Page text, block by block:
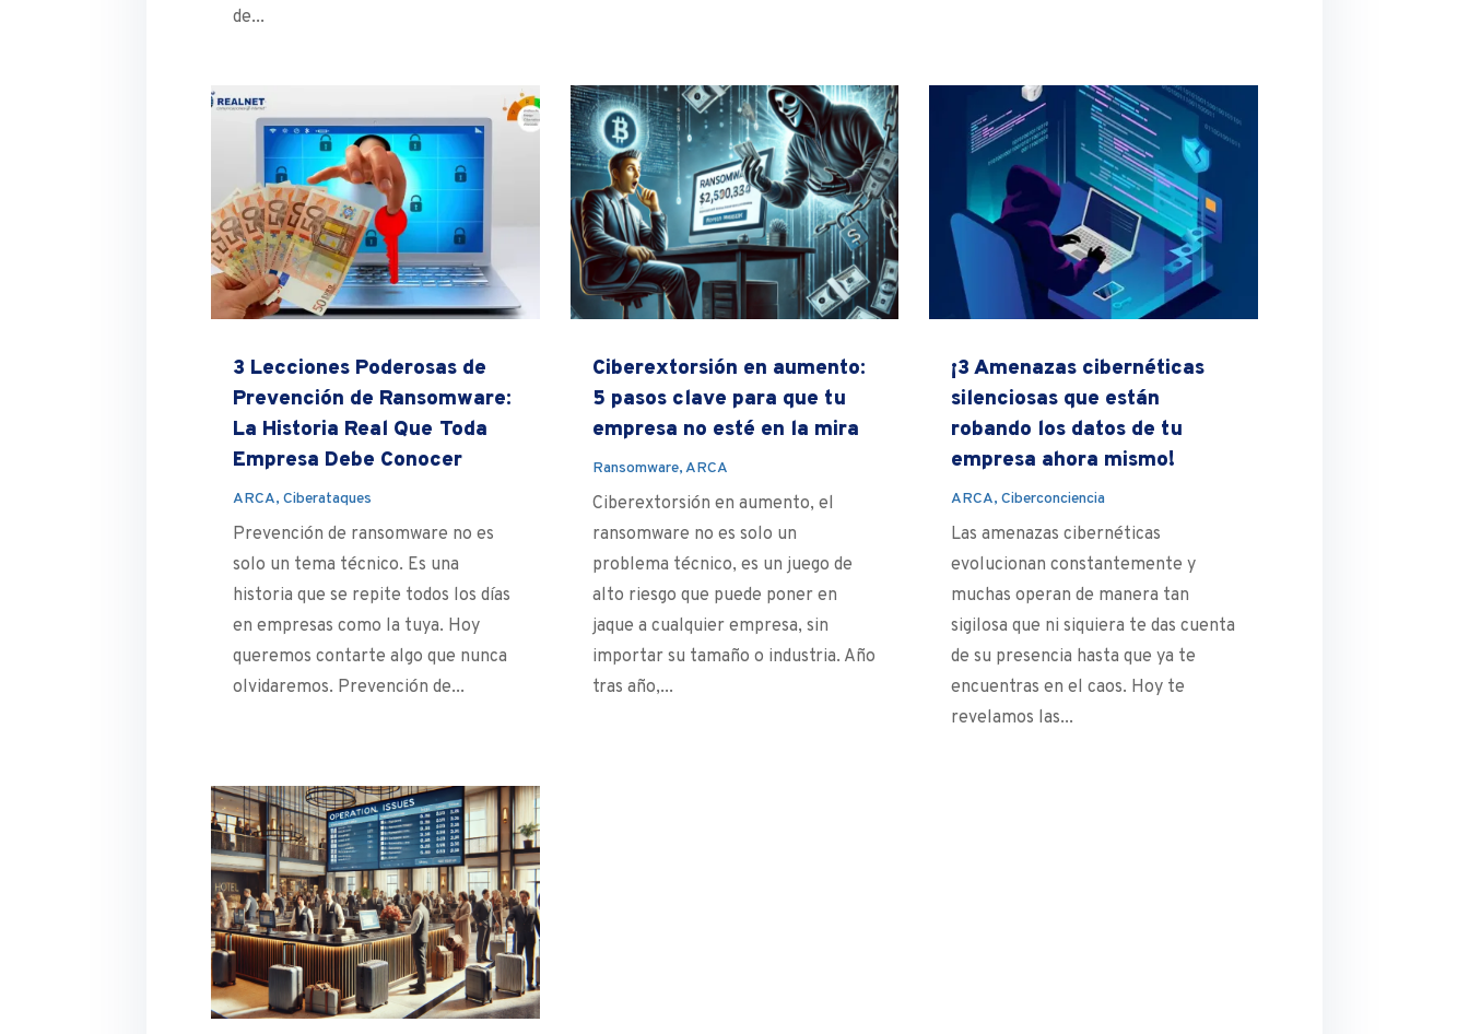
de...
3 Lecciones Poderosas de
Prevención de Ransomware:
La Historia Real Que Toda
Empresa Debe Conocer
ARCA,Ciberataques
Prevención de ransomware no es
solo un tema técnico. Es una
historia que se repite todos los días
en empresas como la tuya. Hoy
queremos contarte algo que nunca
olvidaremos. Prevención de...
Ciberextorsión en aumento:
5 pasos clave para que tu
empresa no esté en la mira
Ransomware,ARCA
Ciberextorsión en aumento, el
ransomware no es solo un
problema técnico, es un juego de
alto riesgo que puede poner en
jaque a cualquier empresa, sin
importar su tamaño o industria. Año
tras año,...
¡3 Amenazas cibernéticas
silenciosas que están
robando los datos de tu
empresa ahora mismo!
ARCA,Ciberconciencia
Las amenazas cibernéticas
evolucionan constantemente y
muchas operan de manera tan
sigilosa que ni siquiera te das cuenta
de su presencia hasta que ya te
encuentras en el caos. Hoy te
revelamos las...